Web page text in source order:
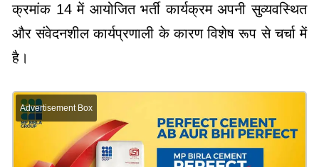
क्रमांक 14 में आयोजित भर्ती कार्यक्रम अपनी सुव्यवस्थित
और संवेदनशील कार्यप्रणाली के कारण विशेष रूप से चर्चा में
है।
Advertisement Box